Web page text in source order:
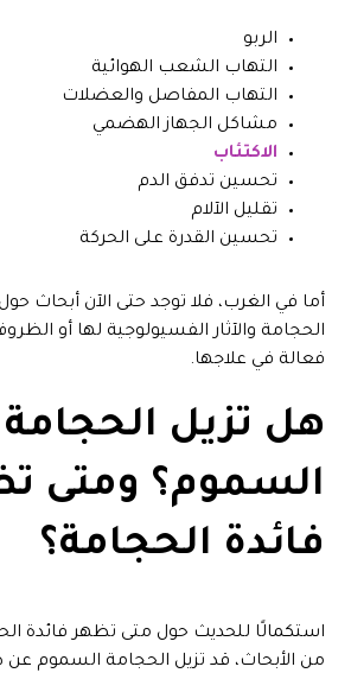
الربو
التهاب الشعب الهوائية
التهاب المفاصل والعضلات
مشاكل الجهاز الهضمي
الاكتئاب
تحسين تدفق الدم
تقليل الآلام
تحسين القدرة على الحركة
أما في الغرب، فلا توجد حتى الآن أبحاث
الحجامة والآثار الفسيولوجية لها أو
فعالة في علاجها.
هل تزيل الحجامة
السموم؟ ومتى
فائدة الحجامة؟
استكمالًا للحديث حول متى تظهر فائدة
من الأبحاث، قد تزيل الحجامة السموم عن